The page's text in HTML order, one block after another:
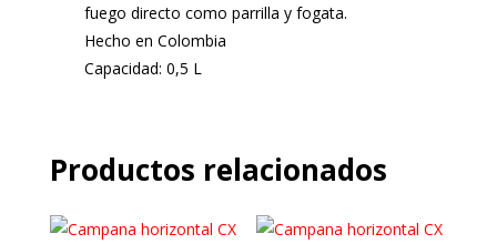
fuego directo como parrilla y fogata.
Hecho en Colombia
Capacidad: 0,5 L
Productos relacionados